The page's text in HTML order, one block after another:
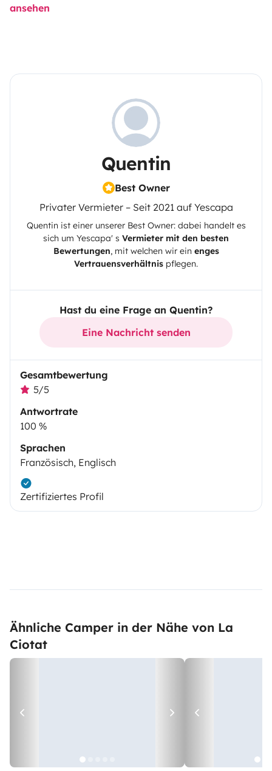
ansehen
Quentin
Best Owner
Privater Vermieter – Seit 2021 auf Yescapa
Quentin ist einer unserer Best Owner: dabei handelt es
sich um Yescapa' s Vermieter mit den besten
Bewertungen, mit welchen wir ein enges
Vertrauensverhältnis pflegen.
Hast du eine Frage an Quentin?
Eine Nachricht senden
Gesamtbewertung
5/5
Antwortrate
100 %
Sprachen
Französisch, Englisch
Zertifiziertes Profil
Ähnliche Camper in der Nähe von La
Ciotat